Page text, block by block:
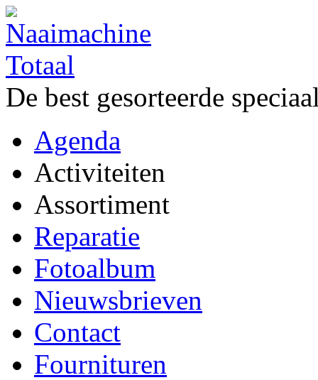
De best gesorteerde
Agenda
Activiteiten
Assortiment
Reparatie
Fotoalbum
Nieuwsbrieven
Contact
Fournituren